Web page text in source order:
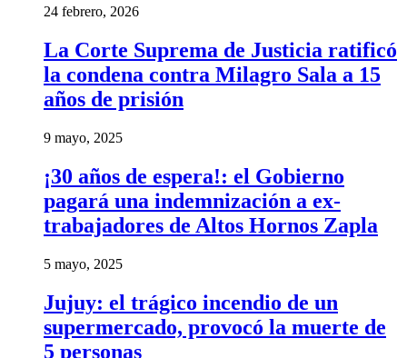
24 febrero, 2026
La Corte Suprema de Justicia ratificó
la condena contra Milagro Sala a 15
años de prisión
9 mayo, 2025
¡30 años de espera!: el Gobierno
pagará una indemnización a ex-
trabajadores de Altos Hornos Zapla
5 mayo, 2025
Jujuy: el trágico incendio de un
supermercado, provocó la muerte de
5 personas